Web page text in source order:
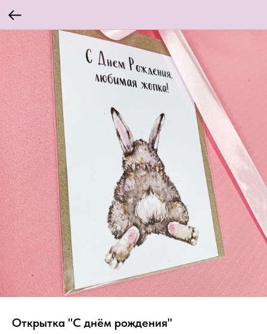
Открытка "С днём рождения"